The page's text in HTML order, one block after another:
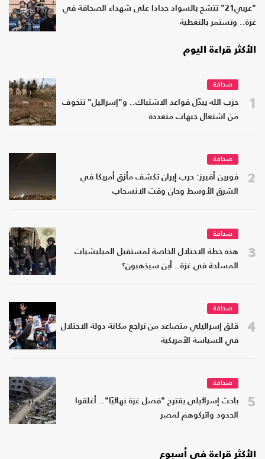
"عربي21" تتشح بالسواد حدادا على شهداء الصحافة في
غزة.. وتستمر بالتغطية
الأكثر قراءة اليوم
1
صحافة
حزب الله يبدّل قواعد الاشتباك.. و"إسرائيل" تتخوف
من اشتعال جبهات متعددة
2
صحافة
فورين أفيرز: حرب إيران تكشف مأزق أمريكا في
الشرق الأوسط وحان وقت الانسحاب
3
صحافة
هذه خطة الاحتلال الخاصة لمستقبل الميليشيات
المسلحة في غزة.. أين سيذهبون؟
4
صحافة
قلق إسرائيلي متصاعد من تراجع مكانة دولة الاحتلال
في السياسة الأمريكية
5
صحافة
باحث إسرائيلي يقترح "فصل غزة نهائيًا".. أغلقوا
الحدود واتركوهم لمصر
الأكثر قراءة في أسبوع